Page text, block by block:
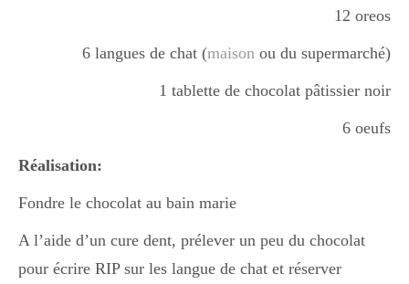
Tuto
Semaines Spéciales
cupcake
12 oreos
6 langues de chat (maison ou du supermarché)
1 tablette de chocolat pâtissier noir
6 oeufs
Réalisation:
Fondre le chocolat au bain marie
A l’aide d’un cure dent, prélever un peu du chocolat
pour écrire RIP sur les langue de chat et réserver